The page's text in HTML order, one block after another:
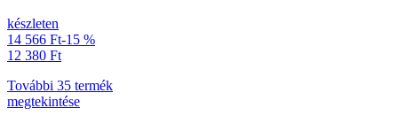
készleten
14 566 Ft-15 %
12 380 Ft
További 35 termék
megtekintése